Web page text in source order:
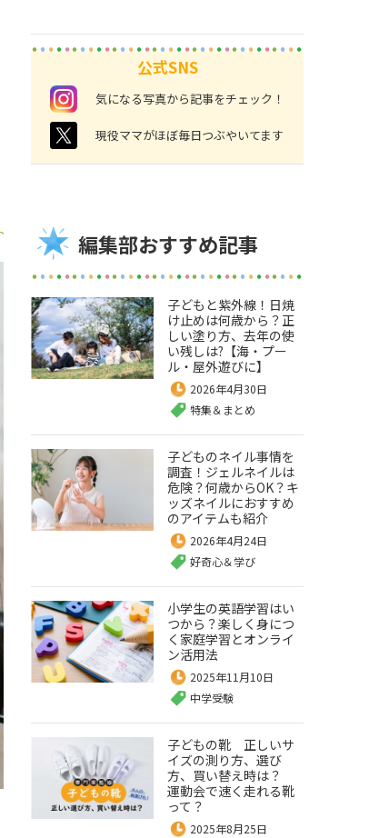
公式SNS
instagram 気になる写真から記事をチェック！
twitter 現役ママがほぼ毎日つぶやいてます
編集部おすすめ記事
子どもと紫外線！日焼
け止めは何歳から？正
しい塗り方、去年の使
い残しは?【海・プー
ル・屋外遊びに】
2026年4月30日
特集＆まとめ
子どものネイル事情を
調査！ジェルネイルは
危険？何歳からOK？キ
ッズネイルにおすすめ
のアイテムも紹介
2026年4月24日
好奇心＆学び
小学生の英語学習はい
つから？楽しく身につ
く家庭学習とオンライ
ン活用法
2025年11月10日
中学受験
子どもの靴 正しいサ
イズの測り方、選び
方、買い替え時は？
運動会で速く走れる靴
って？
2025年8月25日